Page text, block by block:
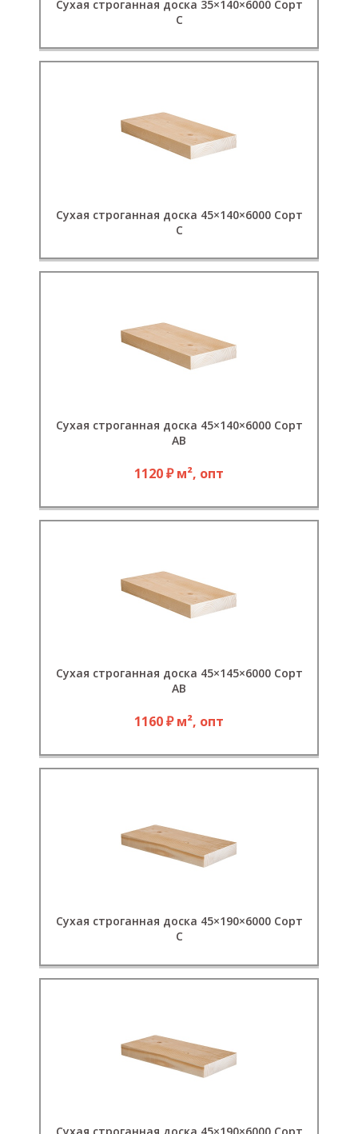
Сухая строганная доска 35×140×6000 Сорт
С
Сухая строганная доска 45×140×6000 Сорт
C
Сухая строганная доска 45×140×6000 Сорт
АВ
1120 ₽ м², опт
Сухая строганная доска 45×145×6000 Сорт
АB
1160 ₽ м², опт
Сухая строганная доска 45×190×6000 Сорт
C